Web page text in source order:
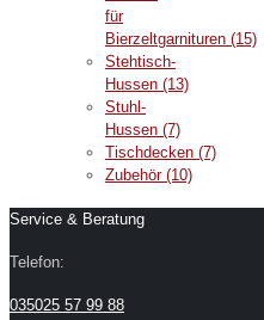
für
Bierzeltgarnituren (15)
Stehtisch-
Hussen (13)
Stuhl-
Hussen (7)
Tischdecken (7)
Zubehör (10)
Service & Beratung
Telefon:
035025 57 99 88